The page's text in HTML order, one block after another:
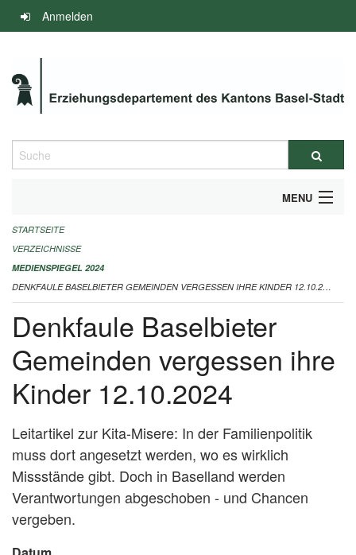
Navigation
überspringen
Anmelden
Suche
MENU
INFOS ZUM ED-MEDIENSPIEGEL
IMPRESSUM
STARTSEITE
VERZEICHNISSE
MEDIENSPIEGEL 2024
DENKFAULE BASELBIETER GEMEINDEN VERGESSEN IHRE KINDER 12.10.2024
Denkfaule Baselbieter
Gemeinden vergessen ihre
Kinder 12.10.2024
Leitartikel zur Kita-Misere: In der Familienpolitik
muss dort angesetzt werden, wo es wirklich
Missstände gibt. Doch in Baselland werden
Verantwortungen abgeschoben - und Chancen
vergeben.